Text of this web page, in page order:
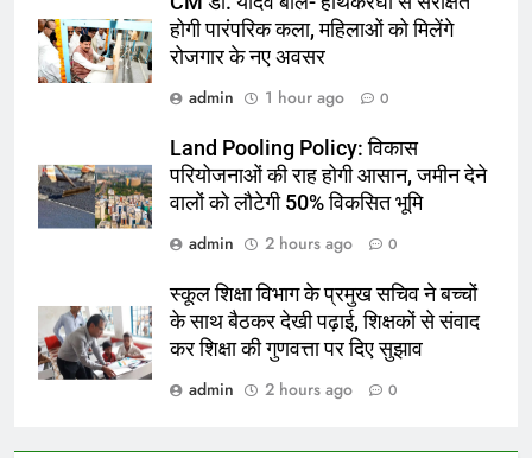
होगी पारंपरिक कला, महिलाओं को मिलेंगे
रोजगार के नए अवसर
admin
1 hour ago 0
Land Pooling Policy: विकास
परियोजनाओं की राह होगी आसान, जमीन देने
वालों को लौटेगी 50% विकसित भूमि
admin
2 hours ago 0
स्कूल शिक्षा विभाग के प्रमुख सचिव ने बच्चों
के साथ बैठकर देखी पढ़ाई, शिक्षकों से संवाद
कर शिक्षा की गुणवत्ता पर दिए सुझाव
admin
2 hours ago 0